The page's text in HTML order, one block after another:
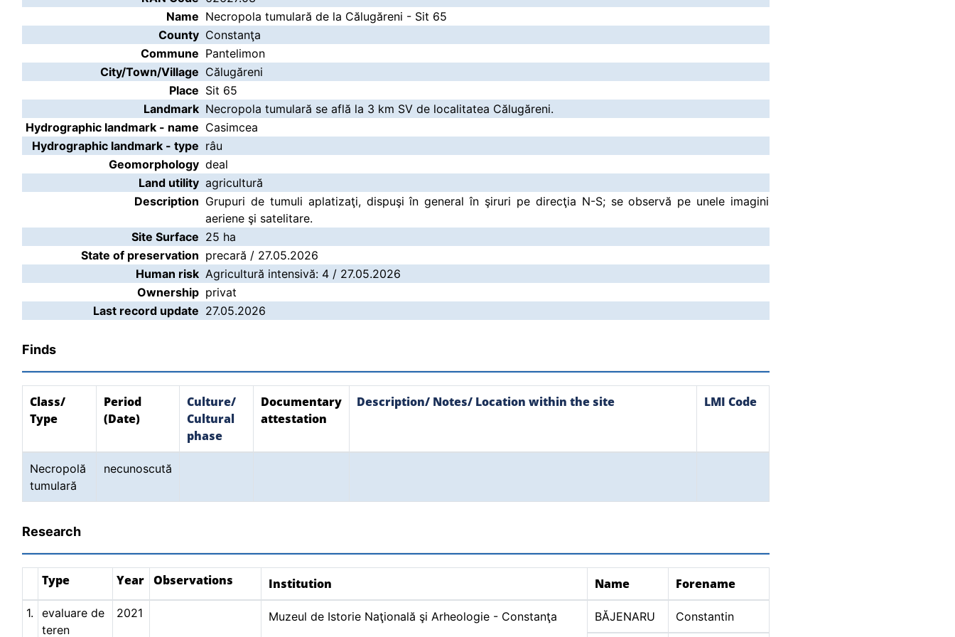
Name Necropola tumulară de la Călugăreni - Sit 65
County Constanţa
Commune Pantelimon
City/Town/Village Călugăreni
Place Sit 65
Landmark Necropola tumulară se află la 3 km SV de localitatea Călugăreni.
Hydrographic landmark - name Casimcea
Hydrographic landmark - type râu
Geomorphology deal
Land utility agricultură
Description Grupuri de tumuli aplatizaţi, dispuşi în general în şiruri pe direcţia N-S; se observă pe unele imagini
aeriene şi satelitare.
Site Surface 25 ha
State of preservation precară / 27.05.2026
Human risk Agricultură intensivă: 4 / 27.05.2026
Ownership privat
Last record update 27.05.2026
Finds
Class/
Type
Period
(Date)
Culture/
Cultural
phase
Documentary
attestation
Description/ Notes/ Location within the site LMI Code
Necropolă
tumulară
necunoscută
Research
Type Year Observations Institution Name Forename
1.
evaluare de
teren
2021 Muzeul de Istorie Naţională şi Arheologie - Constanţa BĂJENARU Constantin